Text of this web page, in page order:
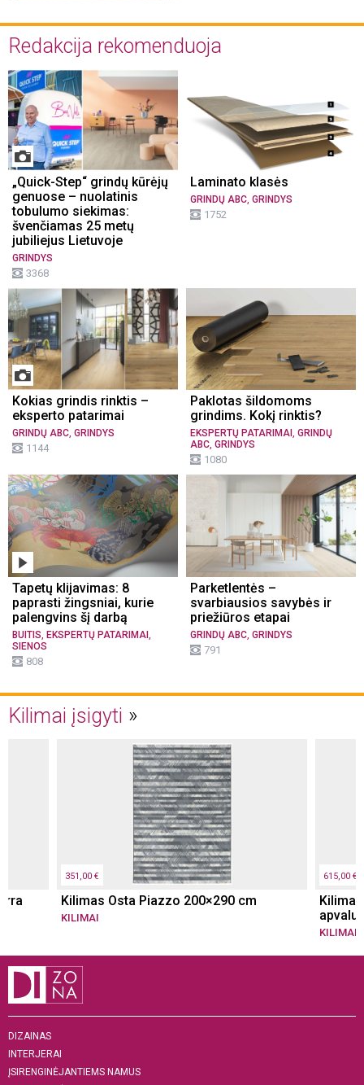
Redakcija rekomenduoja
„Quick-Step“ grindų kūrėjų
genuose – nuolatinis
tobulumo siekimas:
švenčiamas 25 metų
jubiliejus Lietuvoje
GRINDYS
3368
Laminato klasės
GRINDŲ ABC, GRINDYS
1752
Kokias grindis rinktis –
eksperto patarimai
GRINDŲ ABC, GRINDYS
1144
Paklotas šildomoms
grindims. Kokį rinktis?
EKSPERTŲ PATARIMAI , GRINDŲ
ABC, GRINDYS
1080
Tapetų klijavimas: 8
paprasti žingsniai, kurie
palengvins šį darbą
BUITIS EKSPERTŲ PATARIMAI
SIENOS
808
Parketlentės –
svarbiausios savybės ir
priežiūros etapai
GRINDŲ ABC GRINDYS
791
Kilimai įsigyti
351,00 €
Kilimas Osta Piazzo 200×290 cm
KILIMAI
615,00 €
KILIMAI
DIZAINAS
INTERJERAI
ĮSIRENGINĖJANTIEMS NAMUS